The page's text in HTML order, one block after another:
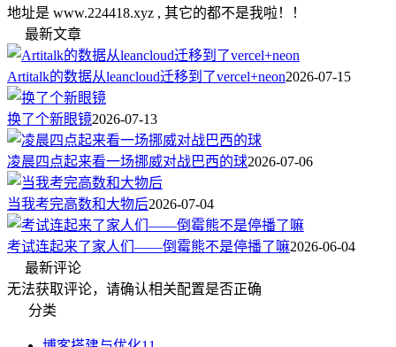
地址是 www.224418.xyz , 其它的都不是我啦！！
最新文章
Artitalk的数据从leancloud迁移到了vercel+neon2026-07-15
换了个新眼镜2026-07-13
凌晨四点起来看一场挪威对战巴西的球2026-07-06
当我考完高数和大物后2026-07-04
考试连起来了家人们——倒霉熊不是停播了嘛2026-06-04
最新评论
无法获取评论，请确认相关配置是否正确
分类